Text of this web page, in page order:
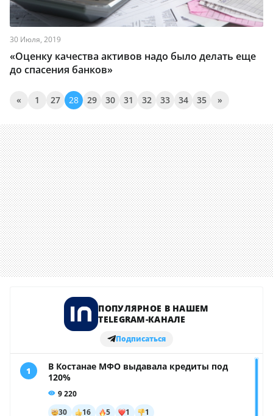
30 Июля, 2019
«Оценку качества активов надо было делать еще
до спасения банков»
« 1 27 28 29 30 31 32 33 34 35 »